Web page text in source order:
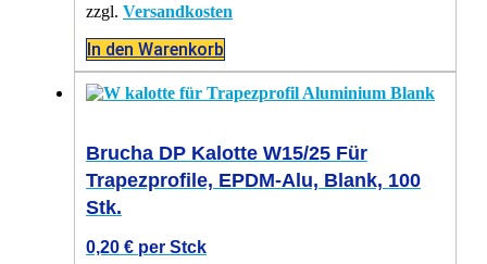
zzgl. Versandkosten
In den Warenkorb
Brucha DP Kalotte W15/25 Für
Trapezprofile, EPDM-Alu, Blank, 100
Stk.
0,20 € per Stck